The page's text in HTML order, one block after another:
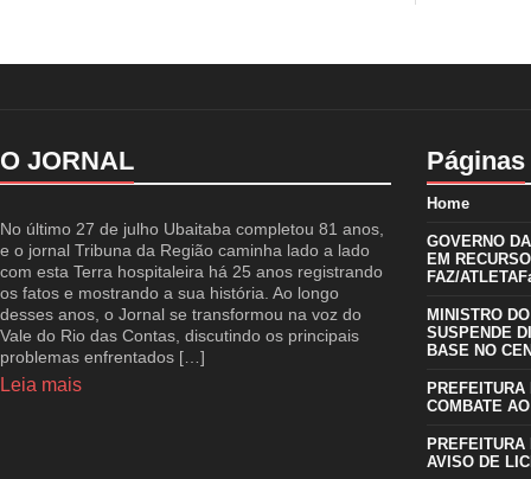
O JORNAL
No último 27 de julho Ubaitaba completou 81 anos,
e o jornal Tribuna da Região caminha lado a lado
com esta Terra hospitaleira há 25 anos registrando
os fatos e mostrando a sua história. Ao longo
desses anos, o Jornal se transformou na voz do
Vale do Rio das Contas, discutindo os principais
problemas enfrentados […]
Leia mais
Páginas
Home
GOVERNO
EM
FAZ/
MINISTRO
SUSPENDE
BASE NO
COMBATE
AVISO DE